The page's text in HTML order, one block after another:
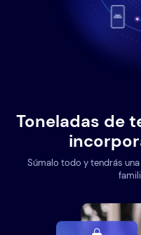
Toneladas de
Súmalo todo y tendrás